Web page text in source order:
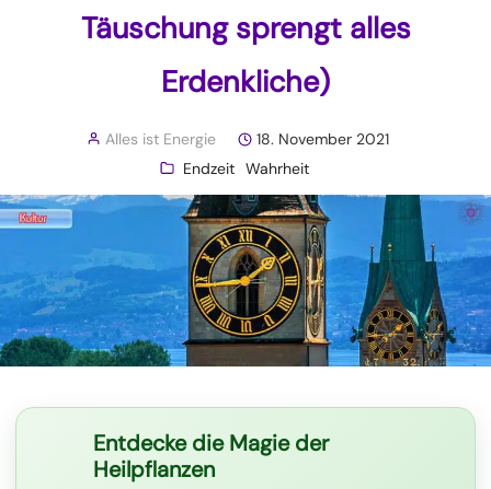
Täuschung sprengt alles
Erdenkliche)
Alles ist Energie
18. November 2021
Endzeit Wahrheit
Entdecke die Magie der
Heilpflanzen